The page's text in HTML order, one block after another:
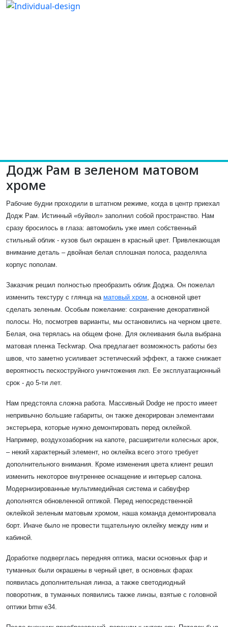
Додж Рам в зеленом матовом
хроме
Рабочие будни проходили в штатном режиме, когда в центр приехал
Додж Рам. Истинный «буйвол» заполнил собой пространство. Нам
сразу бросилось в глаза: автомобиль уже имел собственный
стильный облик - кузов был окрашен в красный цвет. Привлекающая
внимание деталь – двойная белая сплошная полоса, разделяла
корпус пополам.
Заказчик решил полностью преобразить облик Доджа. Он пожелал
изменить текстуру с глянца на матовый хром , а основной цвет
сделать зеленым. Особым пожелание: сохранение декоративной
полосы. Но, посмотрев варианты, мы остановились на черном цвете.
Белая, она терялась на общем фоне. Для оклеивания была выбрана
матовая пленка Teckwrap. Она предлагает возможность работы без
швов, что заметно усиливает эстетический эффект, а также снижает
вероятность пескоструйного уничтожения лкп. Ее эксплуатационный
срок - до 5-ти лет.
Нам предстояла сложна работа. Массивный Dodge не просто имеет
непривычно большие габариты, он также декорирован элементами
экстерьера, которые нужно демонтировать перед оклейкой.
Например, воздухозаборник на капоте, расширители колесных арок,
– некий характерный элемент, но оклейка всего этого требует
дополнительного внимания. Кроме изменения цвета клиент решил
изменить некоторое внутреннее оснащение и интерьер салона.
Модернизированные мультимедийная система и сабвуфер
дополнятся обновленной оптикой. Перед непосредственной
оклейкой зеленым матовым хромом, наша команда демонтировала
борт. Иначе было не провести тщательную оклейку между ним и
кабиной.
Доработке подверглась передняя оптика, маски основных фар и
туманных были окрашены в черный цвет, в основных фарах
появилась дополнительная линза, а также светодиодный
поворотник, в туманных появились также линзы, взятые с головной
оптики bmw e34.